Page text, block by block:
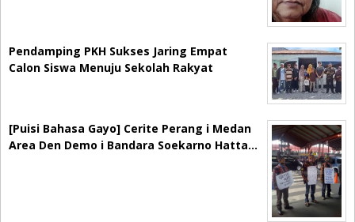
Pendamping PKH Sukses Jaring Empat
Calon Siswa Menuju Sekolah Rakyat
[Puisi Bahasa Gayo] Cerite Perang i Medan
Area Den Demo i Bandara Soekarno Hatta…